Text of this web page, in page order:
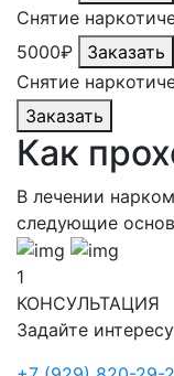
Снятие
5000₽
Заказать
Снятие
Заказать
Как
В лечении
следующие
1
КОНСУЛЬТАЦИЯ
Задайте